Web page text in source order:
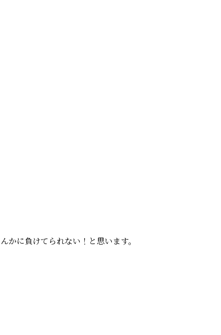
に負けてられない！と思います。